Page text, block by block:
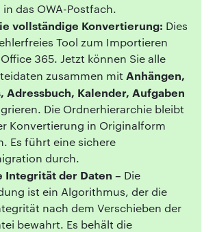
in das OWA-Postfach.
vollständige Konvertierung: Dies
Tool zum Importieren
365. Jetzt können Sie alle
zusammen mit Anhängen,
Adressbuch, Kalender, Aufgaben
Die Ordnerhierarchie bleibt
Konvertierung in Originalform
Es führt eine sichere
durch.
Integrität der Daten – Die
ist ein Algorithmus, der die
nach dem Verschieben der
bewahrt. Es behält die